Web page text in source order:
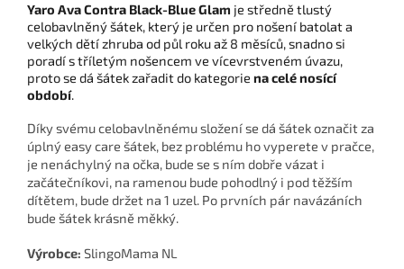
Yaro Ava Contra Black-Blue Glam je středně tlustý
celobavlněný šátek, který je určen pro nošení batolat a
velkých dětí zhruba od půl roku až 8 měsíců, snadno si
poradí s tříletým nošencem ve vícevrstveném úvazu,
proto se dá šátek zařadit do kategorie na celé nosící
období.
Díky svému celobavlněnému složení se dá šátek označit za
úplný easy care šátek, bez problému ho vyperete v pračce,
je nenáchylný na očka, bude se s ním dobře vázat i
začátečníkovi, na ramenou bude pohodlný i pod těžším
dítětem, bude držet na 1 uzel. Po prvních pár navázáních
bude šátek krásně měkký.
Výrobce: SlingoMama NL